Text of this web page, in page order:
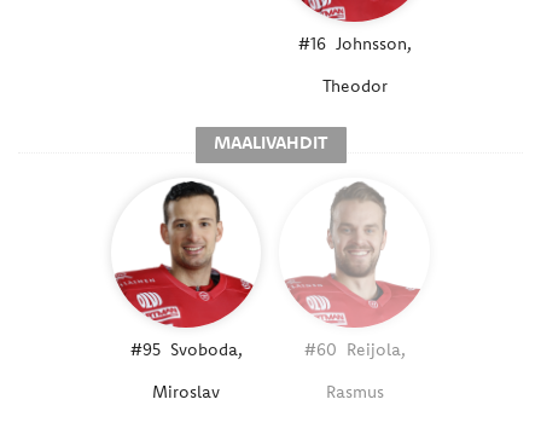
#16 Johnsson,
Theodor
MAALIVAHDIT
#95 Svoboda,
Miroslav
#60 Reijola,
Rasmus